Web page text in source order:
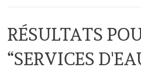
RÉSULTATS
“SERVICES